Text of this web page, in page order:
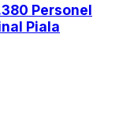
Personel
Piala